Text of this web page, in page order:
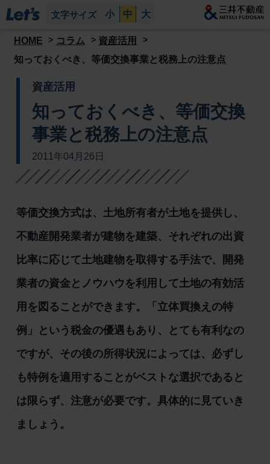
文字サイズ 小 中 大
HOME コラム
資産活用
知っておくべき、等価交換事業と税務上の注意点
資産活用
知っておくべき、等価交換
事業と税務上の注意点
2011年04月26日
等価交換方式は、土地所有者が土地を提供し、
不動産開発業者が建物を建築、それぞれの出資
比率に応じて土地建物を取得する手法で、開発
業者の資金とノウハウを利用して土地の有効活
用を図ることができます。「立体買換えの特
例」という税金の優遇もあり、とても有利なの
ですが、その後の所得状況によっては、必ずし
も特例を適用することがベストな選択であると
は限らず、注意が必要です。具体的に見ていき
ましょう。